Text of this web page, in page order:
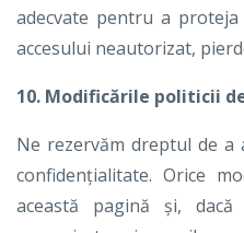
adecvate pentru a
accesului neautorizat,
10. Modificările politicii
Ne rezervăm dreptul de a
confidențialitate. Orice
această pagină și,